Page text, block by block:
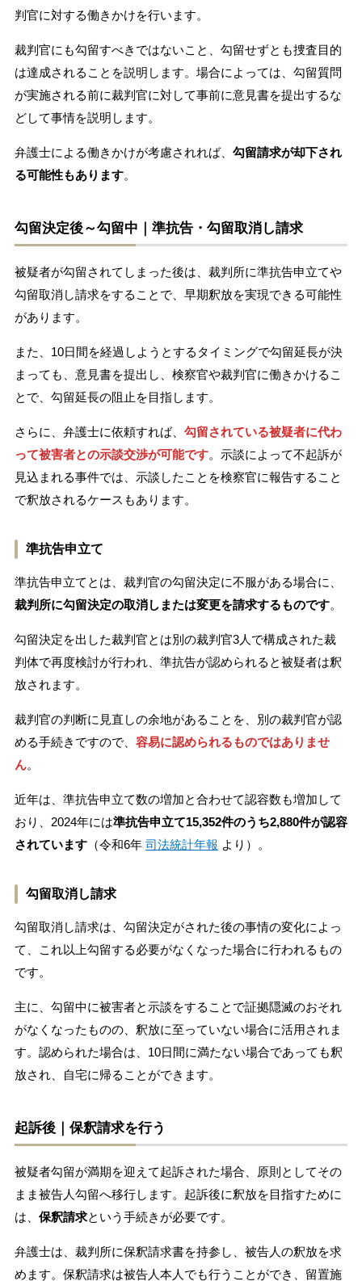
判官に対する働きかけを行います。
裁判官にも勾留すべきではないこと、勾留せずとも捜査目的
は達成されることを説明します。場合によっては、勾留質問
が実施される前に裁判官に対して事前に意見書を提出するな
どして事情を説明します。
弁護士による働きかけが考慮されれば、 勾留請求が却下され
る可能性もあります。
勾留決定後～勾留中｜準抗告・勾留取消し請求
被疑者が勾留されてしまった後は、裁判所に準抗告申立てや
勾留取消し請求をすることで、早期釈放を実現できる可能性
があります。
また、10日間を経過しようとするタイミングで勾留延長が決
まっても、意見書を提出し、検察官や裁判官に働きかけるこ
とで、勾留延長の阻止を目指します。
さらに、弁護士に依頼すれば、 勾留されている被疑者に代わ
って被害者との示談交渉が可能です。示談によって不起訴が
見込まれる事件では、示談したことを検察官に報告すること
で釈放されるケースもあります。
準抗告申立て
準抗告申立てとは、裁判官の勾留決定に不服がある場合に、
裁判所に勾留決定の取消しまたは変更を請求するものです。
勾留決定を出した裁判官とは別の裁判官3人で構成された裁
判体で再度検討が行われ、準抗告が認められると被疑者は釈
放されます。
裁判官の判断に見直しの余地があることを、別の裁判官が認
める手続きですので、 容易に認められるものではありませ
ん。
近年は、準抗告申立て数の増加と合わせて認容数も増加して
おり、2024年には準抗告申立て15,352件のうち2,880件が認容
されています（令和6年 司法統計年報 より）。
勾留取消し請求
勾留取消し請求は、勾留決定がされた後の事情の変化によっ
て、これ以上勾留する必要がなくなった場合に行われるもの
です。
主に、勾留中に被害者と示談をすることで証拠隠滅のおそれ
がなくなったものの、釈放に至っていない場合に活用されま
す。認められた場合は、10日間に満たない場合であっても釈
放され、自宅に帰ることができます。
起訴後｜保釈請求を行う
被疑者勾留が満期を迎えて起訴された場合、原則としてその
まま被告人勾留へ移行します。起訴後に釈放を目指すために
は、 保釈請求という手続きが必要です。
弁護士は、裁判所に保釈請求書を持参し、被告人の釈放を求
めます。保釈請求は被告人本人でも行うことができ、留置施